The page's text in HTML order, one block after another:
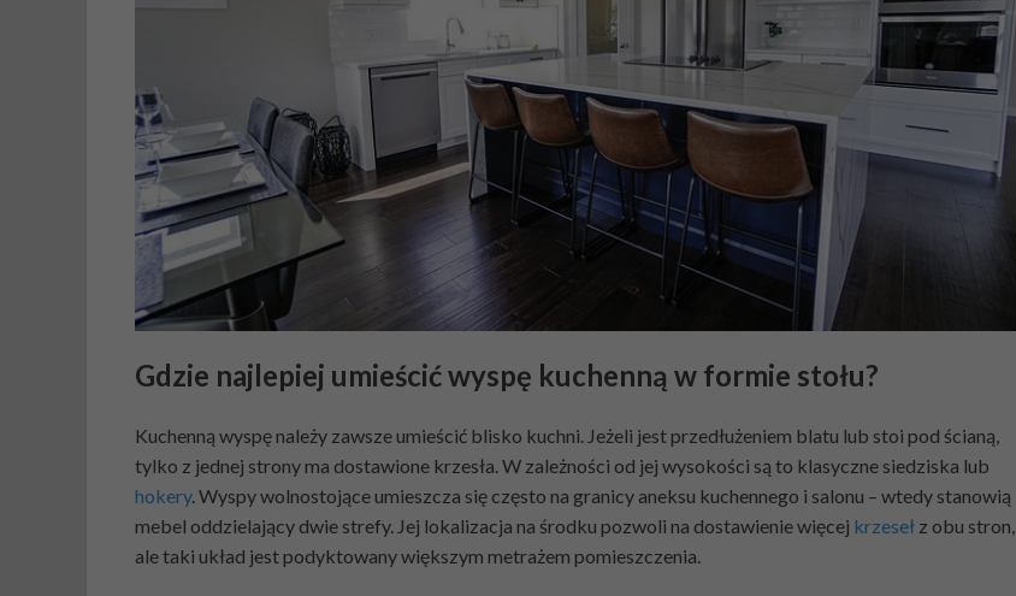
Gdzie najlepiej umieścić wyspę kuchenną w formie stołu?
Kuchenną wyspę należy zawsze umieścić blisko kuchni. Jeżeli jest przedłużeniem blatu lub stoi pod ścianą,
tylko z jednej strony ma dostawione krzesła. W zależności od jej wysokości są to klasyczne siedziska lub
hokery. Wyspy wolnostojące umieszcza się często na granicy aneksu kuchennego i salonu – wtedy stanowią
mebel oddzielający dwie strefy. Jej lokalizacja na środku pozwoli na dostawienie więcej krzeseł z obu stron,
ale taki układ jest podyktowany większym metrażem pomieszczenia.